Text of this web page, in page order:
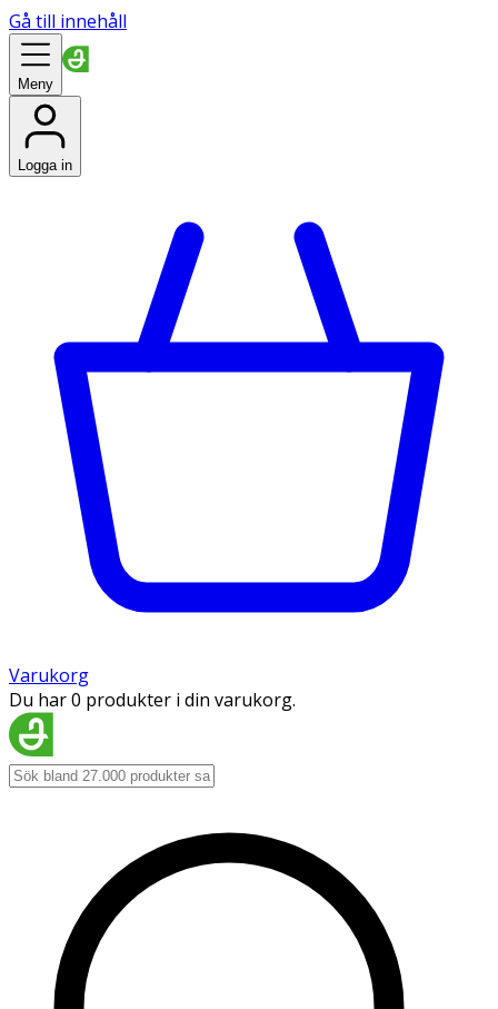
Gå till innehåll
Meny
Logga in
Varukorg
Du har 0 produkter i din varukorg.